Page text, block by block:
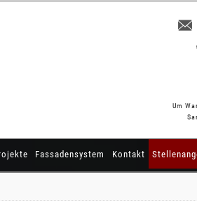
Um
Fassadensystem Kontakt